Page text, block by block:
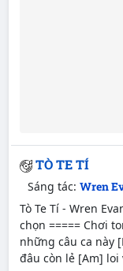
TÒ TE TÍ
Sáng tác: Wren
Tò Te Tí - Wren
chọn ===== Chơi
những câu ca này
đâu còn lẻ [Am] loi